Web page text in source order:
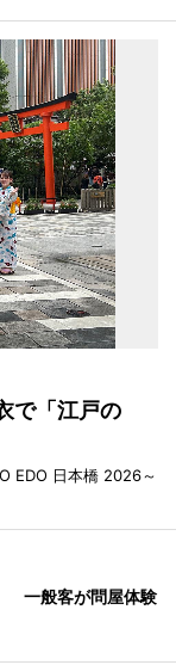
で「江戸の
EDO 日本橋 2026～
一般客が問屋体験